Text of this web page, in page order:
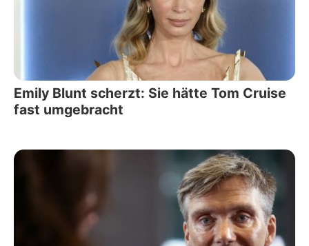
Emily Blunt scherzt: Sie hätte Tom Cruise
fast umgebracht